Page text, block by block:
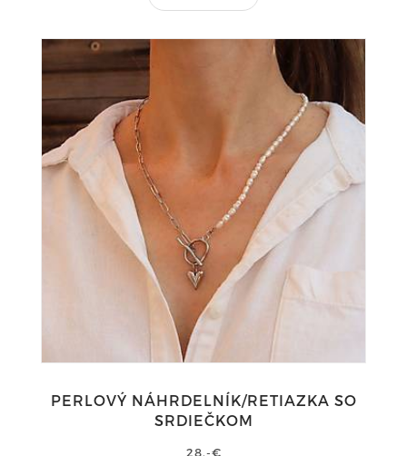
PERLOVÝ NÁHRDELNÍK/RETIAZKA SO
SRDIEČKOM
28,-€